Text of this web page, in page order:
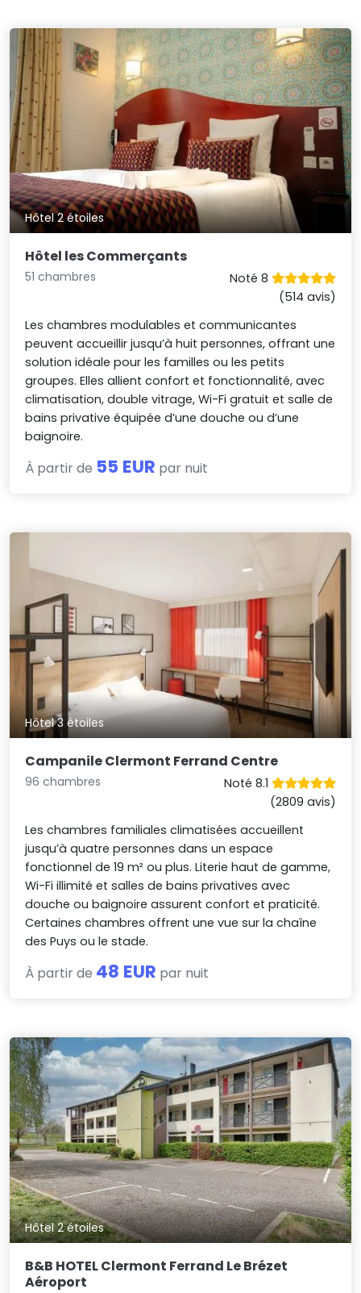
Hôtel 2 étoiles
Hôtel les Commerçants
51 chambres
Noté 8
(514 avis)
Les chambres modulables et communicantes
peuvent accueillir jusqu’à huit personnes, offrant une
solution idéale pour les familles ou les petits
groupes. Elles allient confort et fonctionnalité, avec
climatisation, double vitrage, Wi-Fi gratuit et salle de
bains privative équipée d’une douche ou d’une
baignoire.
À partir de 55 EUR par nuit
Hôtel 3 étoiles
Campanile Clermont Ferrand Centre
96 chambres
Noté 8.1
(2809 avis)
Les chambres familiales climatisées accueillent
jusqu’à quatre personnes dans un espace
fonctionnel de 19 m² ou plus. Literie haut de gamme,
Wi-Fi illimité et salles de bains privatives avec
douche ou baignoire assurent confort et praticité.
Certaines chambres offrent une vue sur la chaîne
des Puys ou le stade.
À partir de 48 EUR par nuit
Hôtel 2 étoiles
B&B HOTEL Clermont Ferrand Le Brézet
Aéroport